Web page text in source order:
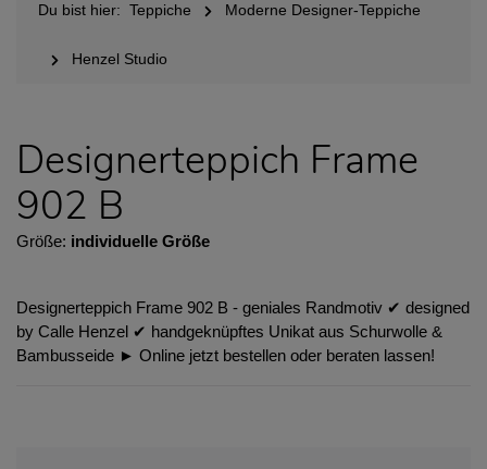
Du bist hier: Teppiche Moderne Designer-Teppiche
Henzel Studio
Designerteppich Frame
902 B
Größe: individuelle Größe
Designerteppich Frame 902 B - geniales Randmotiv ✔︎ designed
by Calle Henzel ✔︎ handgeknüpftes Unikat aus Schurwolle &
Bambusseide ► Online jetzt bestellen oder beraten lassen!